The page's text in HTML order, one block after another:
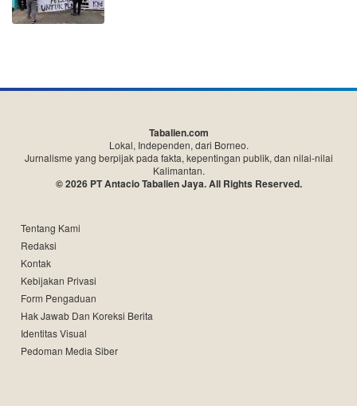
Tabalien.com
Lokal, Independen, dari Borneo.
Jurnalisme yang berpijak pada fakta, kepentingan publik, dan nilai-nilai
Kalimantan.
© 2026 PT Antacio Tabalien Jaya. All Rights Reserved.
Tentang Kami
Redaksi
Kontak
Kebijakan Privasi
Form Pengaduan
Hak Jawab Dan Koreksi Berita
Identitas Visual
Pedoman Media Siber